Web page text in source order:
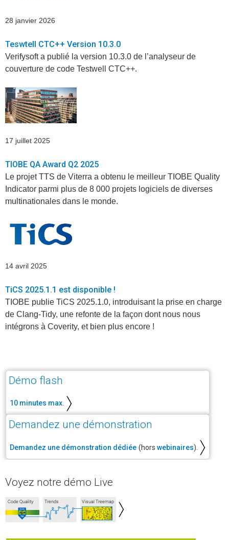
28 janvier 2026
Teswtell CTC++ Version 10.3.0
Verifysoft a publié la version 10.3.0 de l’analyseur de
couverture de code Testwell CTC++.
17 juillet 2025
TIOBE QA Award Q2 2025
Le projet TTS de Viterra a obtenu le meilleur TIOBE Quality
Indicator parmi plus de 8 000 projets logiciels de diverses
multinationales dans le monde.
14 avril 2025
TiCS 2025.1.1 est disponible !
TIOBE publie TiCS 2025.1.0, introduisant la prise en charge
de Clang-Tidy, une refonte de la façon dont nous nous
intégrons à Coverity, et bien plus encore !
Démo flash
10 minutes max.
Demandez une démonstration
Demandez une démonstration dédiée (hors webinaires).
Voyez notre démo Live